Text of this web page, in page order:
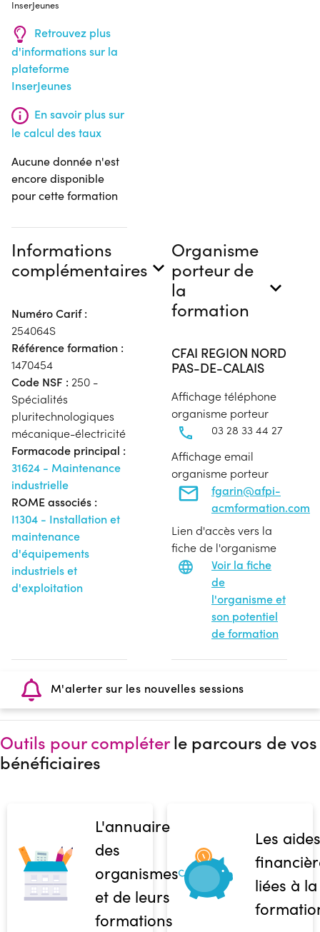
InserJeunes
Retrouvez plus
d'informations sur la
plateforme
InserJeunes
En savoir plus sur
le calcul des taux
Aucune donnée n'est
encore disponible
pour cette formation
Informations
complémentaires
Numéro Carif :
254064S
Référence formation :
1470454
Code NSF : 250 -
Spécialités
pluritechnologiques
mécanique-électricité
Formacode principal :
31624 - Maintenance
industrielle
ROME associés :
I1304 - Installation et
maintenance
d'équipements
industriels et
d'exploitation
Organisme
porteur de
la
formation
CFAI REGION NORD
PAS-DE-CALAIS
Affichage téléphone
organisme porteur
03 28 33 44 27
Affichage email
organisme porteur
fgarin@afpi-
acmformation.com
Lien d'accès vers la
fiche de l'organisme
Voir la fiche
de
l'organisme et
son potentiel
de formation
M'alerter sur les nouvelles sessions
Outils pour compléterle parcours de vos
bénéficiaires
L'annuaire
des
organismes
et de leurs
formations
Les aides
liées à la